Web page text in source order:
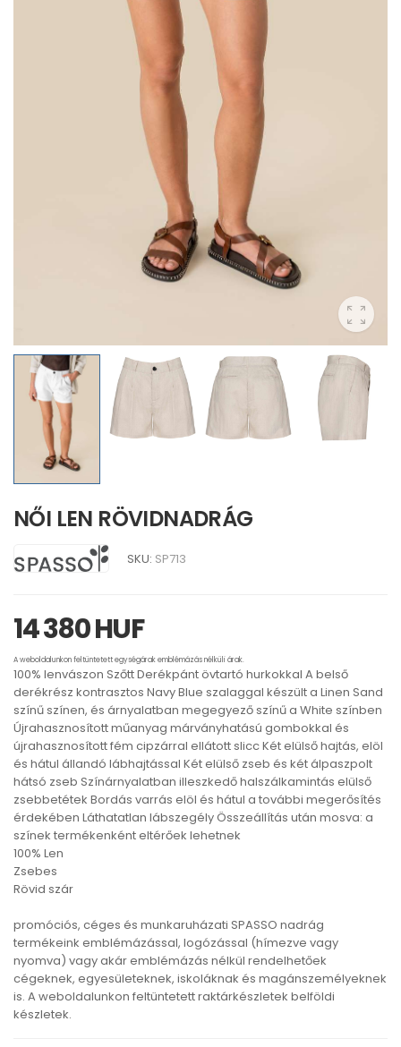
NŐI LEN RÖVIDNADRÁG
SKU: SP713
14 380 HUF
A weboldalunkon feltüntetett egységárak emblémázás nélküli árak.
100% lenvászon Szőtt Derékpánt övtartó hurkokkal A belső
derékrész kontrasztos Navy Blue szalaggal készült a Linen Sand
színű színen, és árnyalatban megegyező színű a White színben
Újrahasznosított műanyag márványhatású gombokkal és
újrahasznosított fém cipzárral ellátott slicc Két elülső hajtás, elöl
és hátul állandó lábhajtással Két elülső zseb és két álpaszpolt
hátsó zseb Színárnyalatban illeszkedő halszálkamintás elülső
zsebbetétek Bordás varrás elöl és hátul a további megerősítés
érdekében Láthatatlan lábszegély Összeállítás után mosva: a
színek termékenként eltérőek lehetnek
100% Len
Zsebes
Rövid szár
promóciós, céges és munkaruházati SPASSO nadrág
termékeink emblémázással, logózással (hímezve vagy
nyomva) vagy akár emblémázás nélkül rendelhetőek
cégeknek, egyesületeknek, iskoláknak és magánszemélyeknek
is. A weboldalunkon feltüntetett raktárkészletek belföldi
készletek.